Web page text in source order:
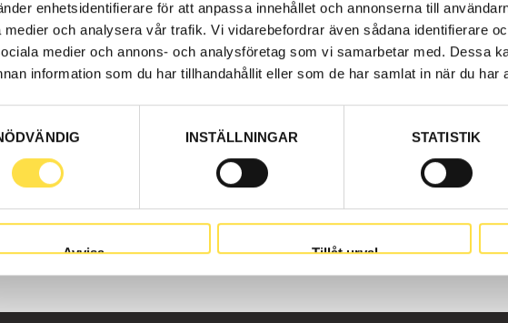
enhetsidentifierare för att anpassa innehållet och annonserna till
medier och analysera vår trafik. Vi vidarebefordrar även sådana identifierare
medier och annons- och analysföretag som vi samarbetar med. Dessa
information som du har tillhandahållit eller som de har samlat in när du har
INSTÄLLNINGAR STATISTIK
Avvisa Tillåt urval